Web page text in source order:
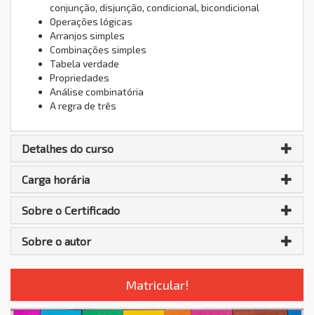
conjunção, disjunção, condicional, bicondicional
Operações lógicas
Arranjos simples
Combinações simples
Tabela verdade
Propriedades
Análise combinatória
A regra de três
Detalhes do curso
Carga horária
Sobre o Certificado
Sobre o autor
Matricular!